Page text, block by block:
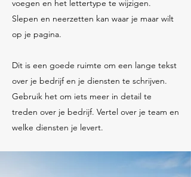
voegen en het lettertype te wijzigen.
Slepen en neerzetten kan waar je maar wilt
op je pagina.​
Dit is een goede ruimte om een lange tekst
over je bedrijf en je diensten te schrijven.
Gebruik het om iets meer in detail te
treden over je bedrijf. Vertel over je team en
welke diensten je levert.